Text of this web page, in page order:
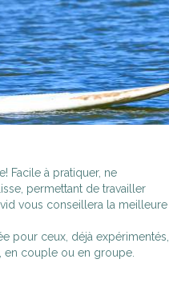
Facile à pratiquer, ne
permettant de travailler
vous conseillera la meilleure
pour ceux, déjà expérimentés,
en couple ou en groupe.